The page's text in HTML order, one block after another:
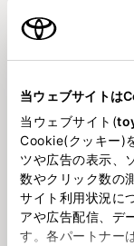
当ウェブサイトは
当ウェブサイト(
Cookie(クッキー)
ツや広告の表示、
数やクリック数の
サイト利用状況に
アや広告配信、デ
す。各パートナー
イベント
2026716
【高岡】そろそろスマ
しませんか？🍊
トヨタモビリティ富山高岡